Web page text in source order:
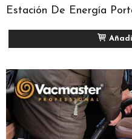
Estación De Energía